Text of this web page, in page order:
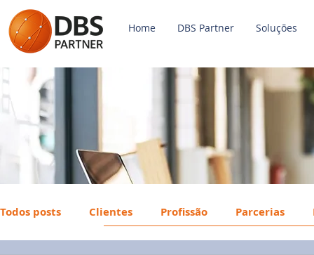
Home DBS Partner Soluções
Todos posts Clientes Profissão Parcerias